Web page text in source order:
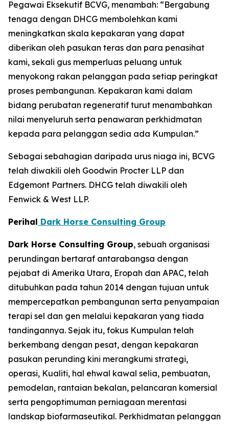
Pegawai Eksekutif BCVG, menambah: “Bergabung
tenaga dengan DHCG membolehkan kami
meningkatkan skala kepakaran yang dapat
diberikan oleh pasukan teras dan para penasihat
kami, sekali gus memperluas peluang untuk
menyokong rakan pelanggan pada setiap peringkat
proses pembangunan. Kepakaran kami dalam
bidang perubatan regeneratif turut menambahkan
nilai menyeluruh serta penawaran perkhidmatan
kepada para pelanggan sedia ada Kumpulan.”
Sebagai sebahagian daripada urus niaga ini, BCVG
telah diwakili oleh Goodwin Procter LLP dan
Edgemont Partners. DHCG telah diwakili oleh
Fenwick & West LLP.
Perihal Dark Horse Consulting Group
Dark Horse Consulting Group, sebuah organisasi
perundingan bertaraf antarabangsa dengan
pejabat di Amerika Utara, Eropah dan APAC, telah
ditubuhkan pada tahun 2014 dengan tujuan untuk
mempercepatkan pembangunan serta penyampaian
terapi sel dan gen melalui kepakaran yang tiada
tandingannya. Sejak itu, fokus Kumpulan telah
berkembang dengan pesat, dengan kepakaran
pasukan perunding kini merangkumi strategi,
operasi, Kualiti, hal ehwal kawal selia, pembuatan,
pemodelan, rantaian bekalan, pelancaran komersial
serta pengoptimuman perniagaan merentasi
landskap biofarmaseutikal. Perkhidmatan pelanggan